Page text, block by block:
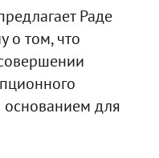
Раде
о том, что
основанием для